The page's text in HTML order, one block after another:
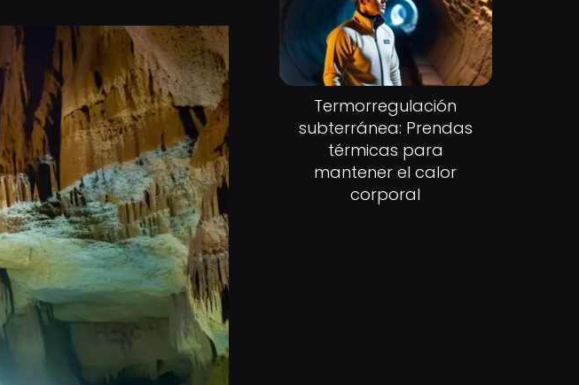
Termorregulación
subterránea: Prendas
térmicas para
mantener el calor
corporal